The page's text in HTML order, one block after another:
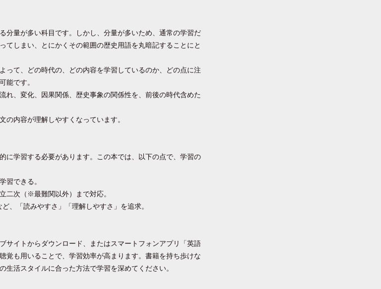
分量が多い科目です。しかし、分量が多いため、通常の学習だ
てしまい、とにかくその範囲の歴史用語を丸暗記することにと
って、どの時代の、どの内容を学習しているのか、どの点に注
能です。
れ、変化、因果関係、歴史事象の関係性を、前後の時代含めた
の内容が理解しやすくなっています。
に学習する必要があります。この本では、以下の点で、学習の
習できる。
二次（※最難関以外）まで対応。
、「読みやすさ」「理解しやすさ」を追求。
サイトからダウンロード、またはスマートフォンアプリ「英語
覚も用いることで、学習効率が高まります。書籍を持ち歩けな
生活スタイルに合った方法で学習を深めてください。